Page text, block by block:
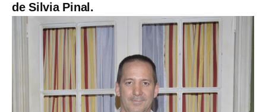
de Silvia Pinal.